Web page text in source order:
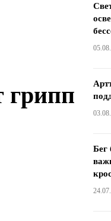
грипп
Бег